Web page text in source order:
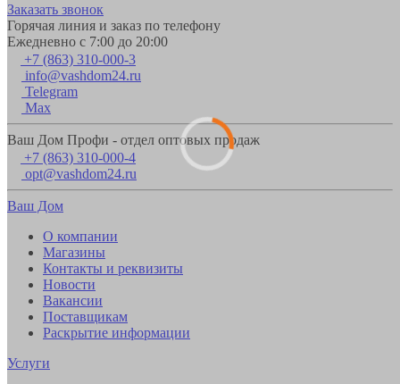
Заказать звонок
Горячая линия и заказ по телефону
Ежедневно с 7:00 до 20:00
+7 (863) 310-000-3
info@vashdom24.ru
Telegram
Max
Ваш Дом Профи - отдел оптовых продаж
+7 (863) 310-000-4
opt@vashdom24.ru
Ваш Дом
О компании
Магазины
Контакты и реквизиты
Новости
Вакансии
Поставщикам
Раскрытие информации
Услуги